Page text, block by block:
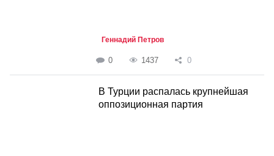
Геннадий Петров
0 1437 0
В Турции распалась крупнейшая
оппозиционная партия